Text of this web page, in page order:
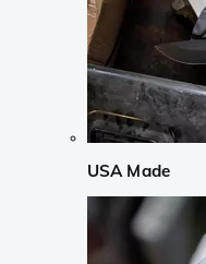
USA Made